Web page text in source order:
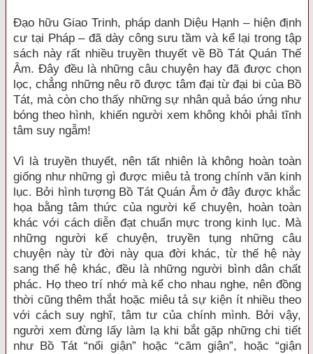
Đạo hữu Giao Trinh, pháp danh Diệu Hạnh – hiện định
cư tại Pháp – đã dày công sưu tầm và kể lại trong tập
sách này rất nhiều truyền thuyết về Bồ Tát Quán Thế
Âm. Đây đều là những câu chuyện hay đã được chọn
lọc, chẳng những nêu rõ được tâm đại từ đại bi của Bồ
Tát, mà còn cho thấy những sự nhân quả báo ứng như
bóng theo hình, khiến người xem không khỏi phải tĩnh
tâm suy ngẫm!
Vì là truyền thuyết, nên tất nhiên là không hoàn toàn
giống như những gì được miêu tả trong chính văn kinh
lục. Bởi hình tượng Bồ Tát Quán Âm ở đây được khắc
họa bằng tâm thức của người kể chuyện, hoàn toàn
khác với cách diễn đạt chuẩn mực trong kinh lục. Mà
những người kể chuyện, truyền tụng những câu
chuyện này từ đời này qua đời khác, từ thế hệ này
sang thế hệ khác, đều là những người bình dân chất
phác. Họ theo trí nhớ mà kể cho nhau nghe, nên đồng
thời cũng thêm thắt hoặc miêu tả sự kiện ít nhiều theo
với cách suy nghĩ, tâm tư của chính mình. Bởi vậy,
người xem đừng lấy làm lạ khi bắt gặp những chi tiết
như Bồ Tát “nổi giận” hoặc “căm giận”, hoặc “giận